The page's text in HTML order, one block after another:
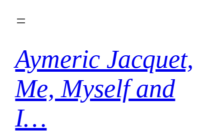
Aymeric Jacquet,
Me, Myself and
I…